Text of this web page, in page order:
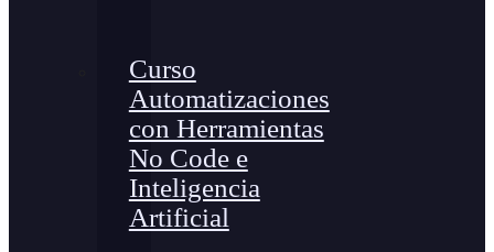
Curso
Automatizaciones
con Herramientas
No Code e
Inteligencia
Artificial